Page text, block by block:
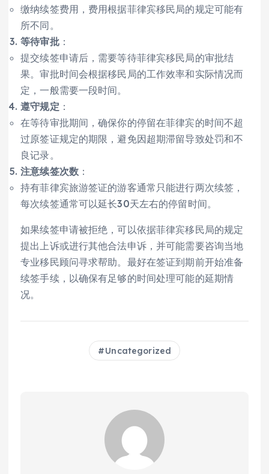
缴纳续签费用，费用根据菲律宾移民局的规定可能有
所不同。
等待审批：
提交续签申请后，需要等待菲律宾移民局的审批结
果。审批时间会根据移民局的工作效率和实际情况而
定，一般需要一段时间。
遵守规定 ：
在等待审批期间，确保你的停留在菲律宾的时间不超
过原签证规定的期限，避免因超期滞留导致处罚和不
良记录。
注意续签次数：
持有菲律宾旅游签证的游客通常只能进行两次续签，
每次续签通常可以延长30天左右的停留时间。
如果续签申请被拒绝，可以依据菲律宾移民局的规定
提出上诉或进行其他合法申诉，并可能需要咨询当地
专业移民顾问寻求帮助。最好在签证到期前开始准备
续签手续，以确保有足够的时间处理可能的延期情
况。
Uncategorized